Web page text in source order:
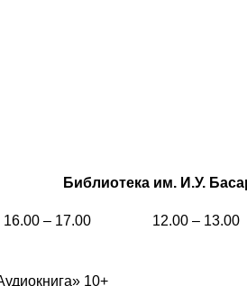
Библиотека им. И.У.
16.00 – 17.00 12.00 – 13.00
10+